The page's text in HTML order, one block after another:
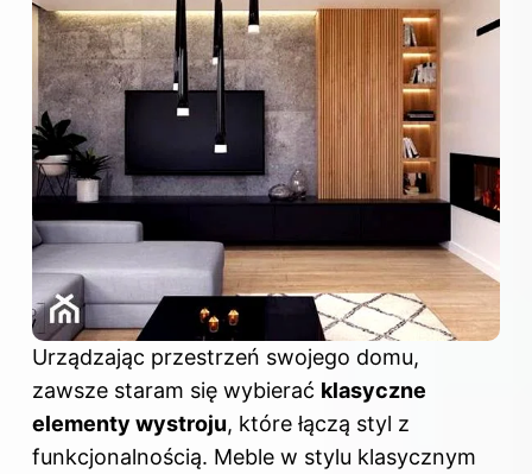
Urządzając przestrzeń swojego domu,
zawsze staram się wybierać klasyczne
elementy wystroju, które łączą styl z
funkcjonalnością. Meble w stylu klasycznym